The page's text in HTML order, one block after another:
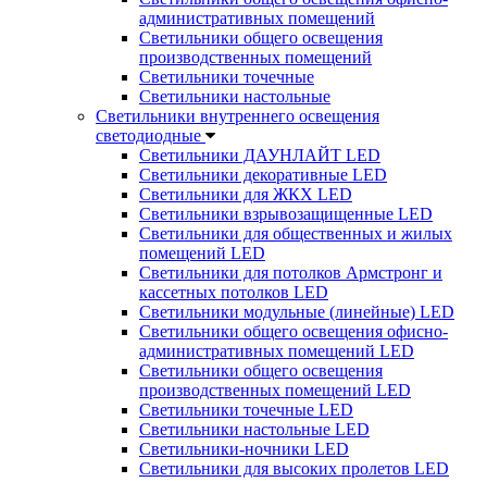
административных помещений
Светильники общего освещения
производственных помещений
Светильники точечные
Светильники настольные
Светильники внутреннего освещения
светодиодные
Светильники ДАУНЛАЙТ LED
Светильники декоративные LED
Светильники для ЖКХ LED
Светильники взрывозащищенные LED
Светильники для общественных и жилых
помещений LED
Светильники для потолков Армстронг и
кассетных потолков LED
Светильники модульные (линейные) LED
Светильники общего освещения офисно-
административных помещений LED
Светильники общего освещения
производственных помещений LED
Светильники точечные LED
Светильники настольные LED
Светильники-ночники LED
Светильники для высоких пролетов LED